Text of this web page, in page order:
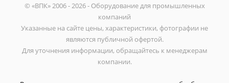
© «ВПК» 2006 - 2026 - Оборудование для промышленных
компаний
Указанные на сайте цены, характеристики, фотографии не
являются публичной офертой.
Для уточнения информации, обращайтесь к менеджерам
компании.